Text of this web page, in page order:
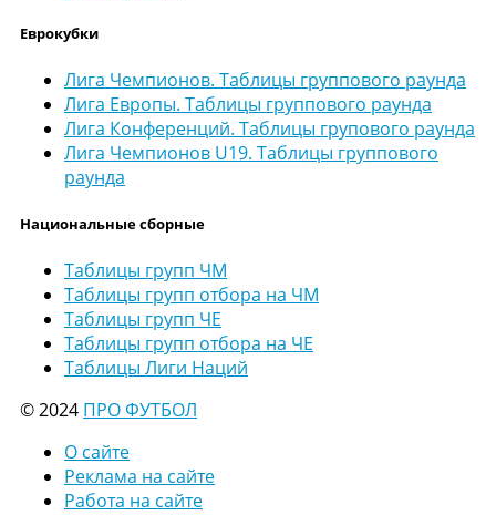
Еврокубки
Лига Чемпионов. Таблицы группового раунда
Лига Европы. Таблицы группового раунда
Лига Конференций. Таблицы групового раунда
Лига Чемпионов U19. Таблицы группового
раунда
Национальные сборные
Таблицы групп ЧМ
Таблицы групп отбора на ЧМ
Таблицы групп ЧЕ
Таблицы групп отбора на ЧЕ
Таблицы Лиги Наций
© 2024 ПРО ФУТБОЛ
О сайте
Реклама на сайте
Работа на сайте